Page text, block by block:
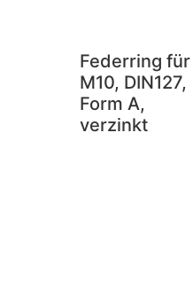
Federring für
M10, DIN127,
Form A,
verzinkt